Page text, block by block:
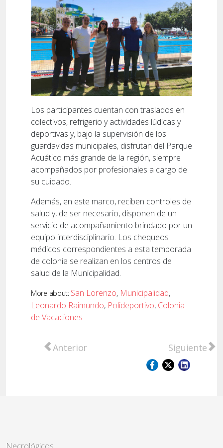
Los participantes cuentan con traslados en
colectivos, refrigerio y actividades lúdicas y
deportivas y, bajo la supervisión de los
guardavidas municipales, disfrutan del Parque
Acuático más grande de la región, siempre
acompañados por profesionales a cargo de
su cuidado.
Además, en este marco, reciben controles de
salud y, de ser necesario, disponen de un
servicio de acompañamiento brindado por un
equipo interdisciplinario. Los chequeos
médicos correspondientes a esta temporada
de colonia se realizan en los centros de
salud de la Municipalidad.
More about: San Lorenzo, Municipalidad,
Leonardo Raimundo, Polideportivo, Colonia
de Vacaciones
Artículo anterior: Todos los chequeos en
Anterior Artículo
Siguiente